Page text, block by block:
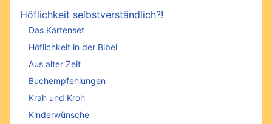
Höflichkeit selbstverständlich?!
Das Kartenset
Höflichkeit in der Bibel
Aus alter Zeit
Buchempfehlungen
Krah und Kroh
Kinderwünsche